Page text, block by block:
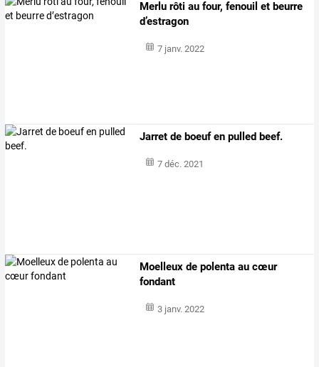
Merlu rôti au four, fenouil et beurre
d’estragon
7 janv. 2022
Jarret de boeuf en pulled beef.
7 déc. 2021
Moelleux de polenta au cœur
fondant
3 janv. 2022